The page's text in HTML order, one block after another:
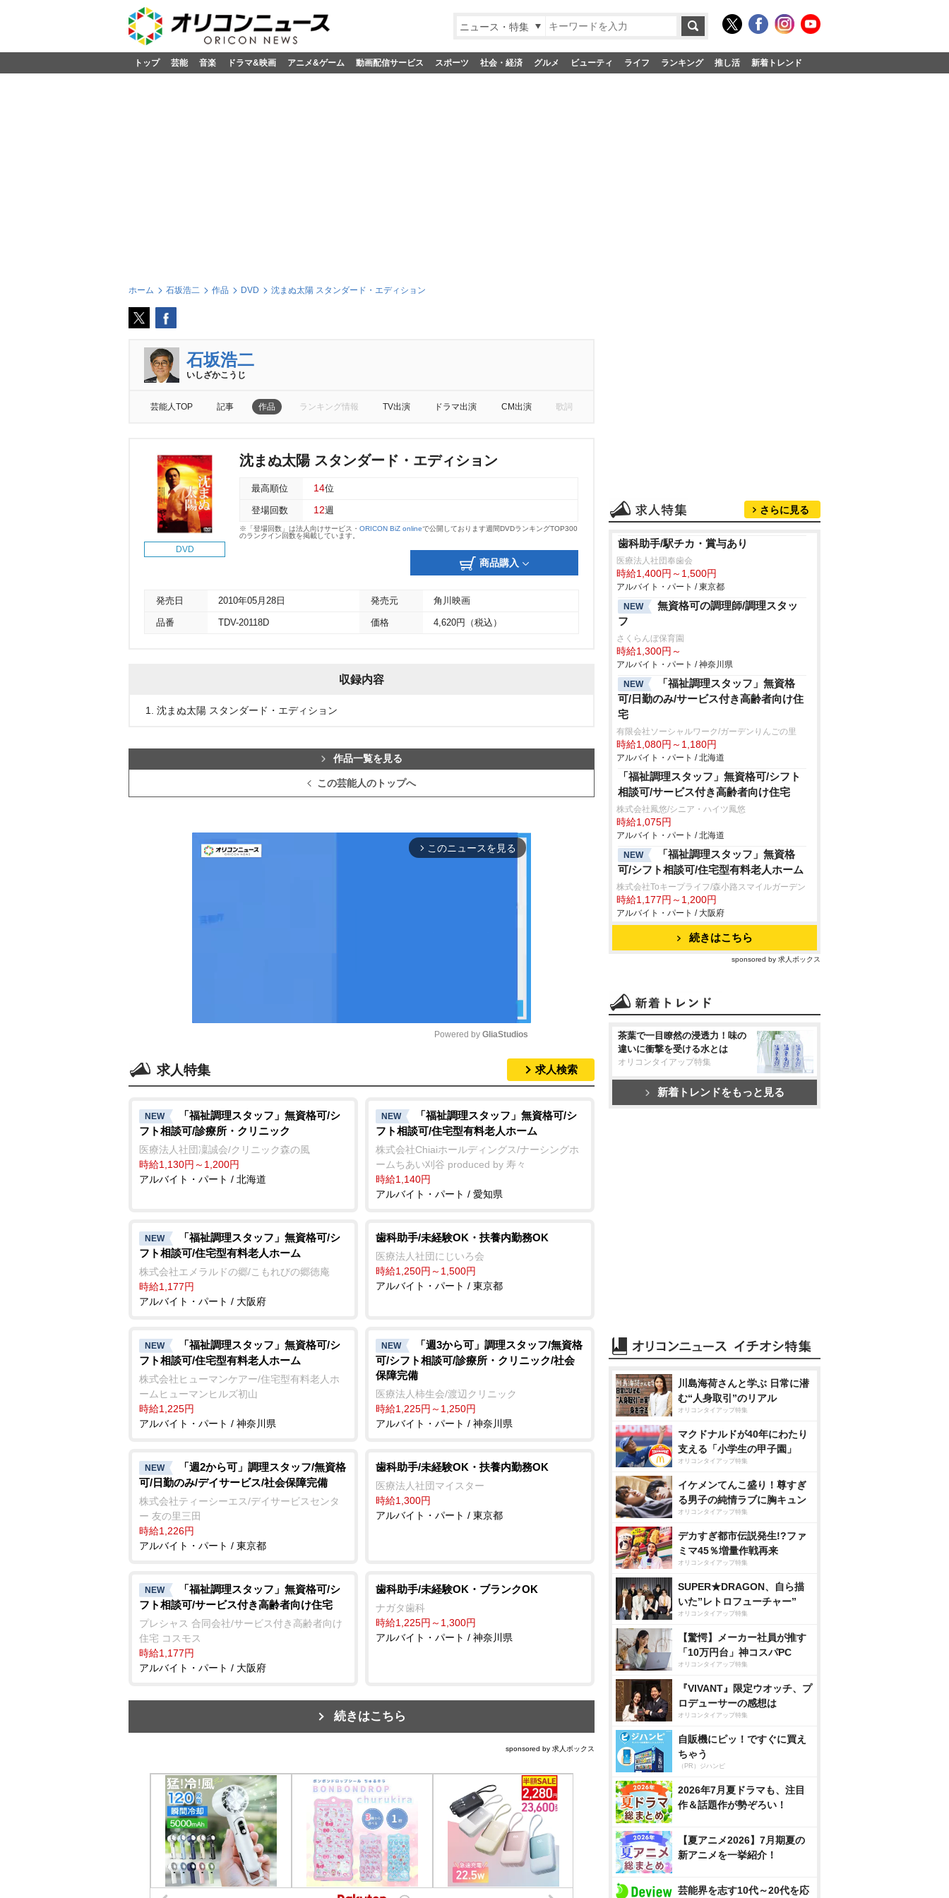
ニュース・特集
トップ 芸能 音楽 ドラマ&映画 アニメ&ゲーム 動画配信サービス スポーツ 社会・経済 グルメ ビューティ ライフ ランキング 推し活 新着トレンド
ホーム 石坂浩二 作品 DVD 沈まぬ太陽 スタンダード・エディション
石坂浩二
いしざかこうじ
芸能人TOP 記事 作品 ランキング情報 TV出演 ドラマ出演 CM出演 歌詞
DVD
沈まぬ太陽 スタンダード・エディション
最高順位 14位
登場回数 12週
※「登場回数」は法人向けサービス・ ORICON BiZ onlineで公開しております週間DVDランキングTOP300
のランクイン回数を掲載しています。
商品購入
発売日 2010年05月28日 発売元 角川映画
品番 TDV-20118D 価格 4,620円（税込）
収録内容
1. 沈まぬ太陽 スタンダード・エディション
作品一覧を見る
この芸能人のトップへ
arrow_forward_ios このニュースを見る
t
e
Powered by GliaStudios
求人特集 求人検索
NEW
「福祉調理スタッフ」無資格可/シ
フト相談可/診療所・クリニック
医療法人社団凜誠会/クリニック森の風
時給1,130円～1,200円
アルバイト・パート / 北海道
NEW
「福祉調理スタッフ」無資格可/シ
フト相談可/住宅型有料老人ホーム
株式会社Chiaiホールディングス/ナーシングホ
ームちあい刈谷 produced by 寿々
時給1,140円
アルバイト・パート / 愛知県
NEW
「福祉調理スタッフ」無資格可/シ
フト相談可/住宅型有料老人ホーム
株式会社エメラルドの郷/こもれびの郷徳庵
時給1,177円
アルバイト・パート / 大阪府
歯科助手/未経験OK・扶養内勤務OK
医療法人社団にじいろ会
時給1,250円～1,500円
アルバイト・パート / 東京都
NEW
「福祉調理スタッフ」無資格可/シ
フト相談可/住宅型有料老人ホーム
株式会社ヒューマンケアー/住宅型有料老人ホ
ームヒューマンヒルズ初山
時給1,225円
アルバイト・パート / 神奈川県
NEW
「週3から可」調理スタッフ/無資格
可/シフト相談可/診療所・クリニック/社会
保障完備
医療法人柿生会/渡辺クリニック
時給1,225円～1,250円
アルバイト・パート / 神奈川県
NEW
「週2から可」調理スタッフ/無資格
可/日勤のみ/デイサービス/社会保障完備
株式会社ティーシーエス/デイサービスセンタ
ー 友の里三田
時給1,226円
アルバイト・パート / 東京都
歯科助手/未経験OK・扶養内勤務OK
医療法人社団マイスター
時給1,300円
アルバイト・パート / 東京都
NEW
「福祉調理スタッフ」無資格可/シ
フト相談可/サービス付き高齢者向け住宅
プレシャス 合同会社/サービス付き高齢者向け
住宅 コスモス
時給1,177円
アルバイト・パート / 大阪府
歯科助手/未経験OK・ブランクOK
ナガタ歯科
時給1,225円～1,300円
アルバイト・パート / 神奈川県
続きはこちら
sponsored by 求人ボックス
さらに見る
歯科助手/駅チカ・賞与あり
医療法人社団奉歯会
時給1,400円～1,500円
アルバイト・パート / 東京都
NEW
無資格可の調理師/調理スタッ
フ
さくらんぼ保育園
時給1,300円～
アルバイト・パート / 神奈川県
NEW
「福祉調理スタッフ」無資格
可/日勤のみ/サービス付き高齢者向け住
宅
有限会社ソーシャルワーク/ガーデンりんごの里
時給1,080円～1,180円
アルバイト・パート / 北海道
「福祉調理スタッフ」無資格可/シフト
相談可/サービス付き高齢者向け住宅
株式会社鳳悠/シニア・ハイツ鳳悠
時給1,075円
アルバイト・パート / 北海道
NEW
「福祉調理スタッフ」無資格
可/シフト相談可/住宅型有料老人ホーム
株式会社Toキープライフ/森小路スマイルガーデン
時給1,177円～1,200円
アルバイト・パート / 大阪府
続きはこちら
sponsored by 求人ボックス
茶葉で一目瞭然の浸透力！味の
違いに衝撃を受ける水とは
オリコンタイアップ特集
新着トレンドをもっと見る
川島海荷さんと学ぶ 日常に潜
む“人身取引”のリアル
オリコンタイアップ特集
マクドナルドが40年にわたり
支える「小学生の甲子園」
オリコンタイアップ特集
イケメンてんこ盛り！尊すぎ
る男子の純情ラブに胸キュン
オリコンタイアップ特集
デカすぎ都市伝説発生!?ファ
ミマ45％増量作戦再来
オリコンタイアップ特集
SUPER★DRAGON、自ら描
いた”レトロフューチャー”
オリコンタイアップ特集
【驚愕】メーカー社員が推す
「10万円台」神コスパPC
オリコンタイアップ特集
『VIVANT』限定ウオッチ、プ
ロデューサーの感想は
オリコンタイアップ特集
自販機にピッ！ですぐに買え
ちゃう
（PR）ジハンピ
2026年7月夏ドラマも、注目
作＆話題作が勢ぞろい！
【夏アニメ2026】7月期夏の
新アニメを一挙紹介！
芸能界を志す10代～20代を応